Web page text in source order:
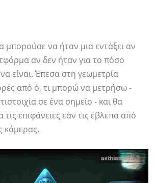
μπορούσε να ήταν μια εντάξει αν
αν δεν ήταν για το πόσο
είναι. Έπεσα στη γεωμετρία
από ό, τι μπορώ να μετρήσω -
σε ένα σημείο - και θα
τις επιφάνειες εάν τις έβλεπα από
κάμερας.